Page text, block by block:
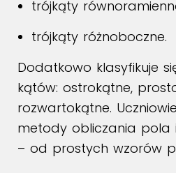
trójkąty
trójkąty różnoboczne.
Dodatkowo klasyfikuje
kątów: ostrokątne,
rozwartokątne.
metody obliczania
– od prostych wzorów